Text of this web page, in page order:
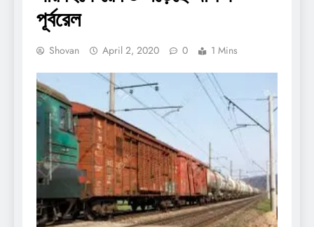
পূর্বরেল
Shovan April 2, 2020 0 1 Mins